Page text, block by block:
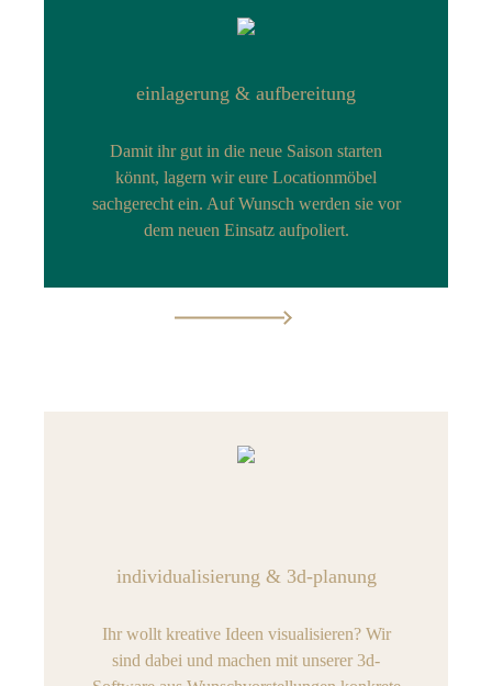
einlagerung & aufbereitung
Damit ihr gut in die neue Saison starten
könnt, lagern wir eure Locationmöbel
sachgerecht ein. Auf Wunsch werden sie vor
dem neuen Einsatz aufpoliert.
individualisierung & 3d-planung
Ihr wollt kreative Ideen visualisieren? Wir
sind dabei und machen mit unserer 3d-